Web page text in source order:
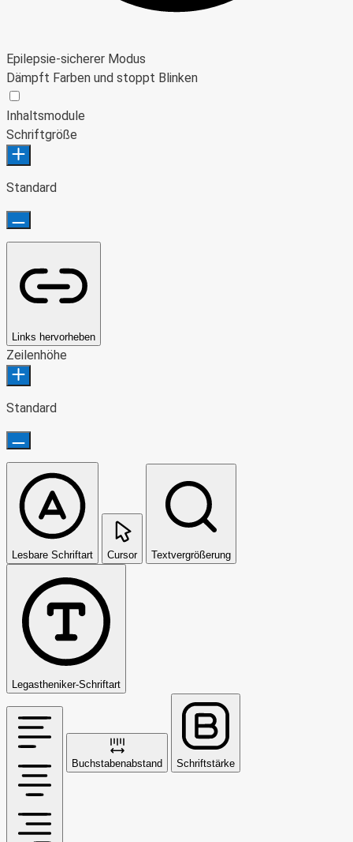
Epilepsie-sicherer Modus
Dämpft Farben und stoppt Blinken
Inhaltsmodule
Schriftgröße
Standard
Links hervorheben
Zeilenhöhe
Standard
Lesbare Schriftart Cursor Textvergrößerung
Legastheniker-Schriftart
Buchstabenabstand Schriftstärke